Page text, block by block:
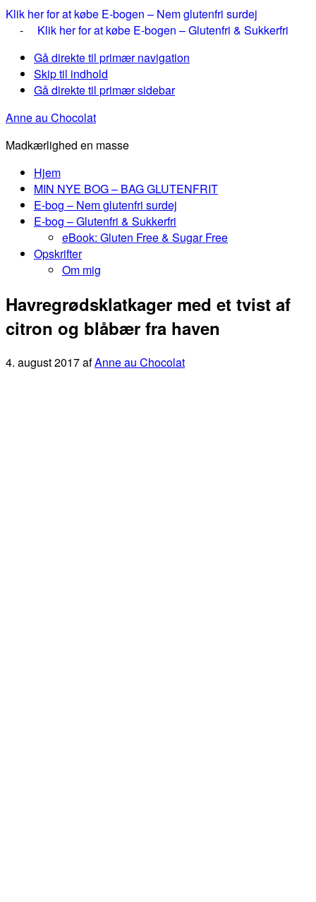
Klik her for at købe E-bogen – Nem glutenfri surdej
- Klik her for at købe E-bogen – Glutenfri & Sukkerfri
Gå direkte til primær navigation
Skip til indhold
Gå direkte til primær sidebar
Anne au Chocolat
Madkærlighed en masse
Hjem
MIN NYE BOG – BAG GLUTENFRIT
E-bog – Nem glutenfri surdej
E-bog – Glutenfri & Sukkerfri
eBook: Gluten Free & Sugar Free
Opskrifter
Om mig
Havregrødsklatkager med et tvist af
citron og blåbær fra haven
4. august 2017afAnne au Chocolat